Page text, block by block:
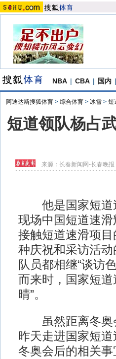
NBA | CBA | 国内 |
阿迪达斯搜狐体育 > 综合体育 > 冰雪 > 短
短道领队杨占
来源：长春新闻网-长春晚报
他是国家短道速
现场中国短道速
接触短道速滑项目
种庆祝和采访活
队员都相继“谈访
而来时，国家短
晴”。
虽然距离冬奥
昨天走进国家短
冬奥会后的相关事